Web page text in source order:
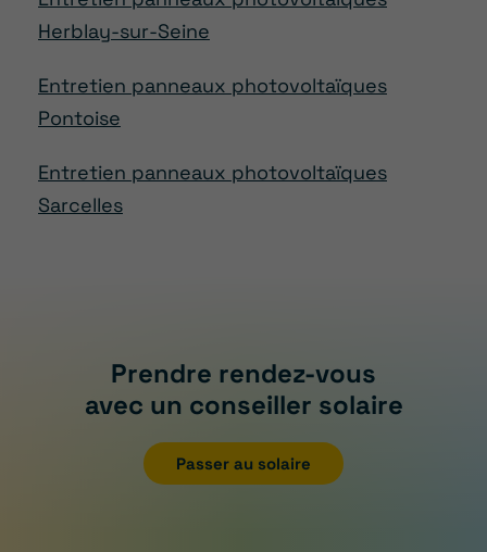
Herblay-sur-Seine
Entretien panneaux photovoltaïques
Pontoise
Entretien panneaux photovoltaïques
Sarcelles
Prendre rendez-vous
avec un conseiller solaire
Passer au solaire